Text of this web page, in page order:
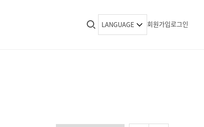
LANGUAGE 회원가입로그인